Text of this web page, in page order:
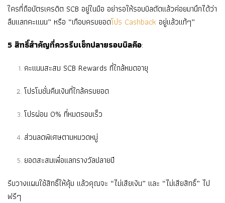
ใครที่ถือบัตรเครดิต SCB อยู่ในมือ อย่ารอให้รอบบิลตัดแล้วค่อยมานึกได้ว่า
ลืมแลกคะแนน” หรือ “เกือบครบยอดโปร Cashback อยู่แล้วแท้ๆ”
5 สิทธิ์สำคัญที่ควรรีบเช็กปลายรอบบิลคือ:
คะแนนสะสม SCB Rewards ที่ใกล้หมดอายุ
โปรโมชั่นคืนเงินที่ใกล้ครบยอด
โปรผ่อน 0% ที่หมดรอบเร็ว
ส่วนลดพิเศษตามหมวดหมู่
ยอดสะสมเพื่อแลกรางวัลปลายปี
รีบวางแผนใช้สิทธิ์ให้คุ้ม แล้วคุณจะ “ไม่เสียเงิน” และ “ไม่เสียสิทธิ์” ไป
ฟรีๆ